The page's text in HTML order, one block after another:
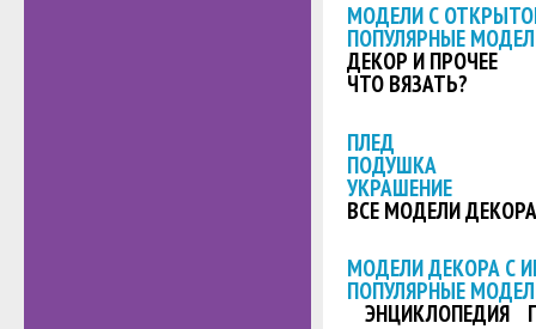
МОДЕЛИ С
ПОПУЛЯРНЫЕ
ДЕКОР И ПРОЧЕЕ
ЧТО ВЯЗАТЬ?
ПЛЕД
ПОДУШКА
УКРАШЕНИЕ
ВСЕ МОДЕЛИ ДЕКОРА
МОДЕЛИ ДЕКОРА С
ПОПУЛЯРНЫЕ
ЭНЦИКЛОПЕДИЯ